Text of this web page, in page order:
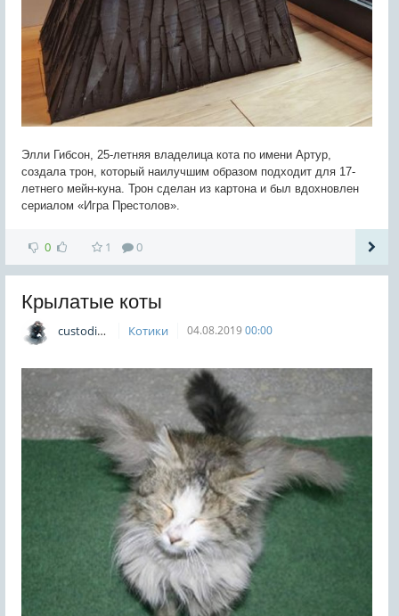
Элли Гибсон, 25-летняя владелица кота по имени Артур,
создала трон, который наилучшим образом подходит для 17-
летнего мейн-куна. Трон сделан из картона и был вдохновлен
сериалом «Игра Престолов».
0 1 0
Крылатые коты
custodian Котики 04.08.2019 00:00